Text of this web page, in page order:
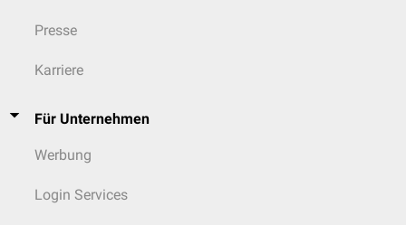
Presse
Karriere
Für Unternehmen
Werbung
Login Services